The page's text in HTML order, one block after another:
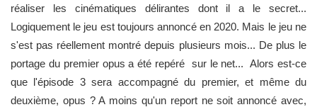
réaliser les cinématiques délirantes dont il a le secret...
Logiquement le jeu est toujours annoncé en 2020. Mais le jeu ne
s'est pas réellement montré depuis plusieurs mois... De plus le
portage du premier opus a été repéré sur le net... Alors est-ce
que l'épisode 3 sera accompagné du premier, et même du
deuxième, opus ? A moins qu'un report ne soit annoncé avec,